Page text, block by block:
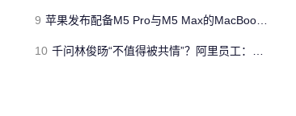
9 苹果发布配备M5 Pro与M5 Max的MacBook Pro 本地AI能力再升级 ​
10 千问林俊旸“不值得被共情”？阿里员工：沽名钓誉，像孩子一样